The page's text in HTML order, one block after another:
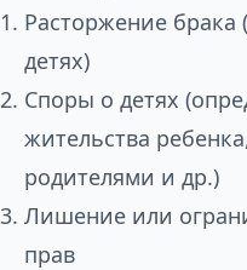
Расторжение
детях)
Споры о детях
жительства
родителями и др.)
Лишение или
прав